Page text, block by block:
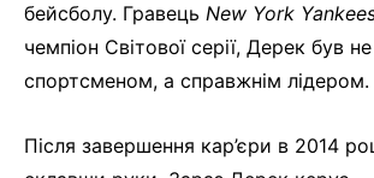
бейсболу. Гравець New York
чемпіон Світової серії, Дерек був
спортсменом, а справжнім лідером.
Після завершення кар’єри в 2014